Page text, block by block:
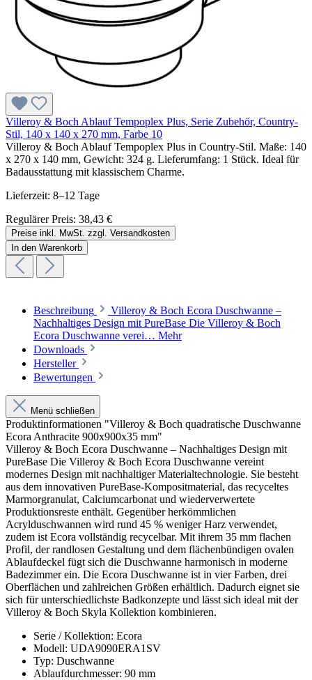
Villeroy & Boch Ablauf Tempoplex Plus, Serie Zubehör, Country-
Stil, 140 x 140 x 270 mm, Farbe 10
Villeroy & Boch Ablauf Tempoplex Plus in Country-Stil. Maße: 140
x 270 x 140 mm, Gewicht: 324 g. Lieferumfang: 1 Stück. Ideal für
Badausstattung mit klassischem Charme.
Lieferzeit: 8–12 Tage
Regulärer Preis: 38,43 €
Preise inkl. MwSt. zzgl. Versandkosten
In den Warenkorb
Beschreibung
Villeroy & Boch Ecora Duschwanne –
Nachhaltiges Design mit PureBase Die Villeroy & Boch
Ecora Duschwanne verei… Mehr
Downloads
Hersteller
Bewertungen
Menü schließen
Produktinformationen "Villeroy & Boch quadratische Duschwanne
Ecora Anthracite 900x900x35 mm"
Villeroy & Boch Ecora Duschwanne – Nachhaltiges Design mit
PureBase Die Villeroy & Boch Ecora Duschwanne vereint
modernes Design mit nachhaltiger Materialtechnologie. Sie besteht
aus dem innovativen PureBase-Kompositmaterial, das recyceltes
Marmorgranulat, Calciumcarbonat und wiederverwertete
Produktionsreste enthält. Gegenüber herkömmlichen
Acrylduschwannen wird rund 45 % weniger Harz verwendet,
zudem ist Ecora vollständig recycelbar. Mit ihrem 35 mm flachen
Profil, der randlosen Gestaltung und dem flächenbündigen ovalen
Ablaufdeckel fügt sich die Duschwanne harmonisch in moderne
Badezimmer ein. Die Ecora Duschwanne ist in vier Farben, drei
Oberflächen und zahlreichen Größen erhältlich. Dadurch eignet sie
sich für unterschiedlichste Badkonzepte und lässt sich ideal mit der
Villeroy & Boch Skyla Kollektion kombinieren.
Serie / Kollektion: Ecora
Modell: UDA9090ERA1SV
Typ: Duschwanne
Ablaufdurchmesser: 90 mm